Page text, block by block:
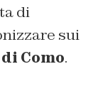
di
sui
Como.